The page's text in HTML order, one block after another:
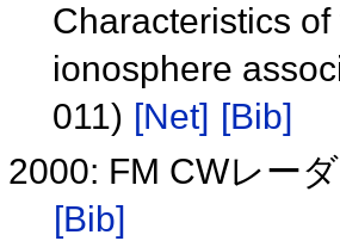
Characteristics
ionosphere
011) [Net] [Bib]
2000: FM CWレー
[Bib]